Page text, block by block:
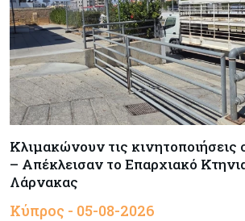
Κύπρος
Αυξημένος κατά 3,4% ο
εργασιών στη βιομηχανία το
Κύπρος
640 περισσότεροι άνεργοι σε
Κόσμος
Κλιμακώνουν τις κινητοποιήσεις
– Απέκλεισαν το Επαρχιακό
Λάρνακας
Κύπρος - 05-08-2026